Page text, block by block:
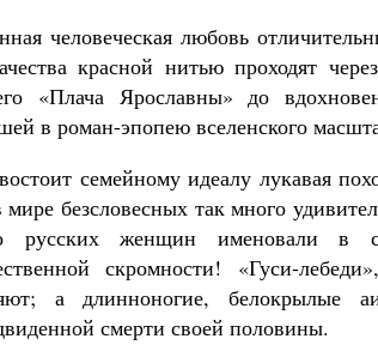
человеческая любовь
красной нитью проходят
«Плача Ярославны» до
в роман-эпопею вселенского
семейному идеалу лукавая
мире безсловесных так много
русских женщин именовали в
скромности! «Гуси-
а длинноногие, белокрылые
смерти своей половины.